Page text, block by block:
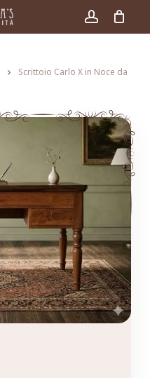
account
Scrittoio Carlo X in Noce da